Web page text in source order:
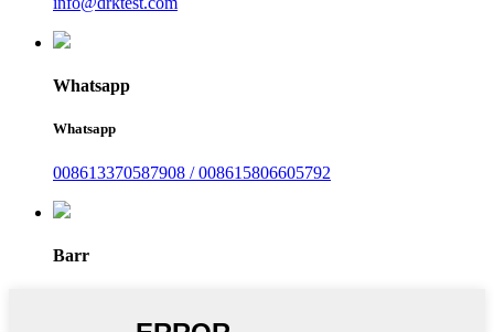
Whatsapp
Whatsapp
008613370587908 / 008615806605792
Barr